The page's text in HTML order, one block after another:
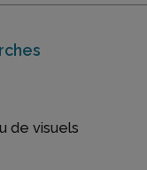
de visuels